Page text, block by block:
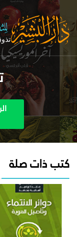
كتب ذات صلة